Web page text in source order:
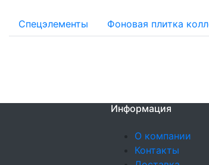
Спецэлементы Фоновая плитка
Информация
О компании
Контакты